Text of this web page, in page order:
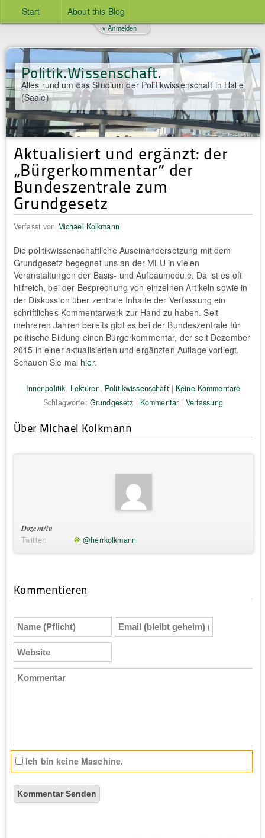
Start About this Blog
Politik.Wissenschaft.
Alles rund um das Studium der Politikwissenschaft in Halle
(Saale)
v Anmelden
Aktualisiert und ergänzt: der
„Bürgerkommentar“ der
Bundeszentrale zum
Grundgesetz
Verfasst von Michael Kolkmann
Die politikwissenschaftliche Auseinandersetzung mit dem
Grundgesetz begegnet uns an der MLU in vielen
Veranstaltungen der Basis- und Aufbaumodule. Da ist es oft
hilfreich, bei der Besprechung von einzelnen Artikeln sowie in
der Diskussion über zentrale Inhalte der Verfassung ein
schriftliches Kommentarwerk zur Hand zu haben. Seit
mehreren Jahren bereits gibt es bei der Bundeszentrale für
politische Bildung einen Bürgerkommentar, der seit Dezember
2015 in einer aktualisierten und ergänzten Auflage vorliegt.
Schauen Sie mal hier.
Innenpolitik, Lektüren, Politikwissenschaft| Keine Kommentare
Schlagworte: Grundgesetz | Kommentar | Verfassung
Über Michael Kolkmann
Dozent/in
Twitter:
@herrkolkmann
Kommentieren
Name
(Pflicht)
Email
(bleibt
Website
Kommentar
Ich bin keine Maschine.